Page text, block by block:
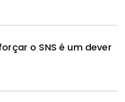
o SNS é um dever